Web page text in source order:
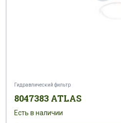
Гидравлический фильтр
8047383 ATLAS
Есть в наличии